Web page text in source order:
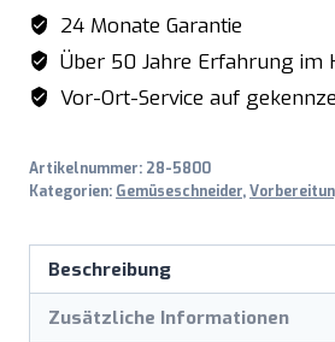
24 Monate Garantie
Über 50 Jahre Erfahrung im
Vor-Ort-Service auf
Artikelnummer: 28-5800
Kategorien: Gemüseschneider,
Beschreibung
Zusätzliche Informationen